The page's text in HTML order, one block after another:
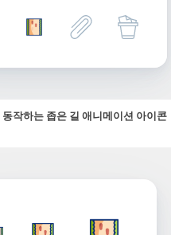
동작하는 좁은 길 애니메이션 아이콘